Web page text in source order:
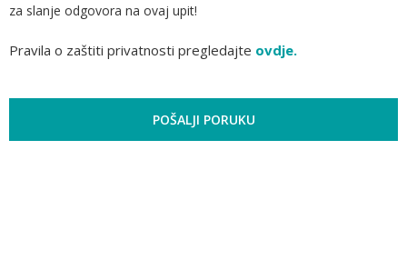
za slanje odgovora na ovaj upit!
Pravila o zaštiti privatnosti pregledajte ovdje.